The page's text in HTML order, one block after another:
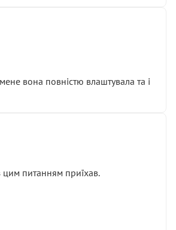
вона повністю влаштувала та і
цим питанням приїхав.